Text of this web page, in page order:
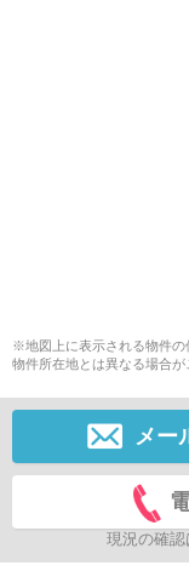
※地図上に表示される物件の
物件所在地とは異なる場合が
メー
現況の確認